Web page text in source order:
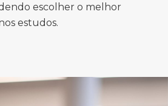
escolher o melhor
estudos.